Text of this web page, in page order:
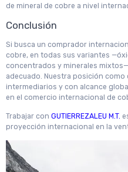
de mineral de cobre a nivel
Conclusión
Si busca un comprador
cobre, en todas sus variantes
concentrados y minerales mixtos—,
adecuado. Nuestra posición
intermediarios y con alcance
en el comercio internacional de
Trabajar con GUTIERREZALEU M.T.
proyección internacional en la